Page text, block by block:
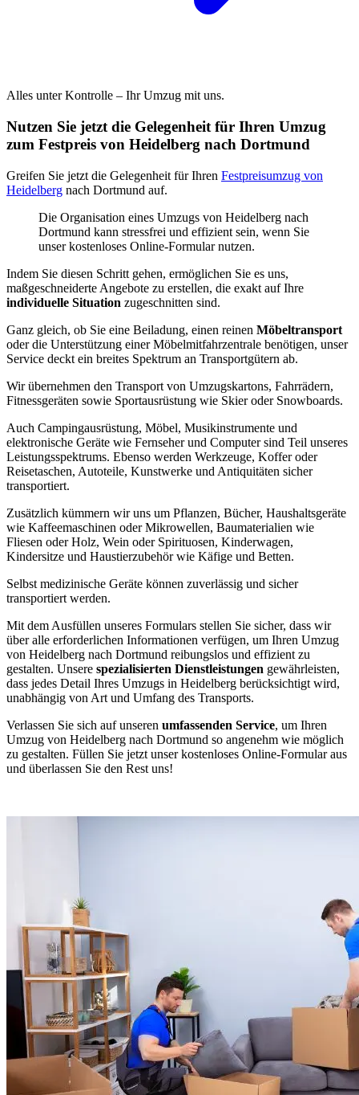
Alles unter Kontrolle – Ihr Umzug mit uns.
Nutzen Sie jetzt die Gelegenheit für Ihren Umzug
zum Festpreis von Heidelberg nach Dortmund
Greifen Sie jetzt die Gelegenheit für Ihren Festpreisumzug von
Heidelberg nach Dortmund auf.
Die Organisation eines Umzugs von Heidelberg nach
Dortmund kann stressfrei und effizient sein, wenn Sie
unser kostenloses Online-Formular nutzen.
Indem Sie diesen Schritt gehen, ermöglichen Sie es uns,
maßgeschneiderte Angebote zu erstellen, die exakt auf Ihre
individuelle Situation zugeschnitten sind.
Ganz gleich, ob Sie eine Beiladung, einen reinen Möbeltransport
oder die Unterstützung einer Möbelmitfahrzentrale benötigen, unser
Service deckt ein breites Spektrum an Transportgütern ab.
Wir übernehmen den Transport von Umzugskartons, Fahrrädern,
Fitnessgeräten sowie Sportausrüstung wie Skier oder Snowboards.
Auch Campingausrüstung, Möbel, Musikinstrumente und
elektronische Geräte wie Fernseher und Computer sind Teil unseres
Leistungsspektrums. Ebenso werden Werkzeuge, Koffer oder
Reisetaschen, Autoteile, Kunstwerke und Antiquitäten sicher
transportiert.
Zusätzlich kümmern wir uns um Pflanzen, Bücher, Haushaltsgeräte
wie Kaffeemaschinen oder Mikrowellen, Baumaterialien wie
Fliesen oder Holz, Wein oder Spirituosen, Kinderwagen,
Kindersitze und Haustierzubehör wie Käfige und Betten.
Selbst medizinische Geräte können zuverlässig und sicher
transportiert werden.
Mit dem Ausfüllen unseres Formulars stellen Sie sicher, dass wir
über alle erforderlichen Informationen verfügen, um Ihren Umzug
von Heidelberg nach Dortmund reibungslos und effizient zu
gestalten. Unsere spezialisierten Dienstleistungen gewährleisten,
dass jedes Detail Ihres Umzugs in Heidelberg berücksichtigt wird,
unabhängig von Art und Umfang des Transports.
Verlassen Sie sich auf unseren umfassenden Service, um Ihren
Umzug von Heidelberg nach Dortmund so angenehm wie möglich
zu gestalten. Füllen Sie jetzt unser kostenloses Online-Formular aus
und überlassen Sie den Rest uns!